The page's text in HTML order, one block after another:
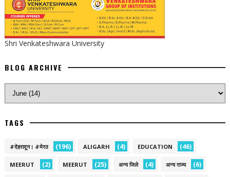
Shri Venkateshwara University
BLOG ARCHIVE
TAGS
#देहरादून। #मेरठ (196) ALIGARH (4) EDUCATION (46)
MEERUT (2) MEERUT (25) अन्य जिले (4) अन्य राज्य (6)